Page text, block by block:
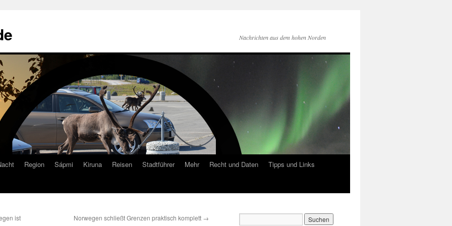
Nachrichten aus dem hohen Norden
Region Sápmi Kiruna Reisen Stadtführer Mehr Recht und Daten
Tipps und Links
ist
Norwegen schließt Grenzen praktisch komplett →